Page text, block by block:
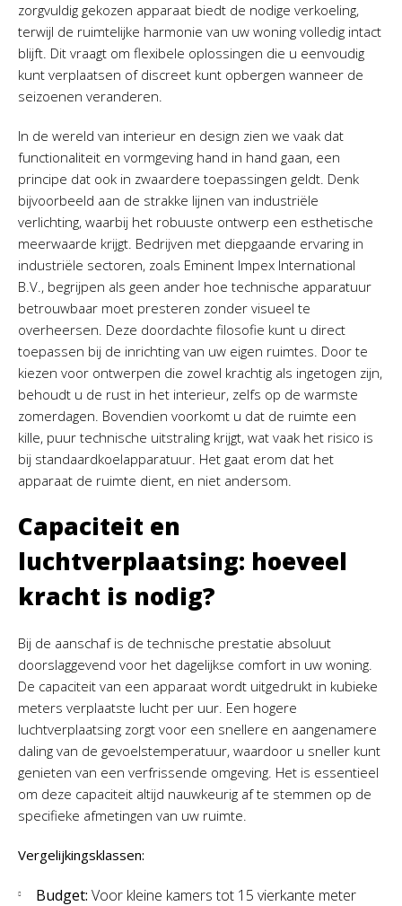
zorgvuldig gekozen apparaat biedt de nodige verkoeling,
terwijl de ruimtelijke harmonie van uw woning volledig intact
blijft. Dit vraagt om flexibele oplossingen die u eenvoudig
kunt verplaatsen of discreet kunt opbergen wanneer de
seizoenen veranderen.
In de wereld van interieur en design zien we vaak dat
functionaliteit en vormgeving hand in hand gaan, een
principe dat ook in zwaardere toepassingen geldt. Denk
bijvoorbeeld aan de strakke lijnen van industriële
verlichting, waarbij het robuuste ontwerp een esthetische
meerwaarde krijgt. Bedrijven met diepgaande ervaring in
industriële sectoren, zoals Eminent Impex International
B.V., begrijpen als geen ander hoe technische apparatuur
betrouwbaar moet presteren zonder visueel te
overheersen. Deze doordachte filosofie kunt u direct
toepassen bij de inrichting van uw eigen ruimtes. Door te
kiezen voor ontwerpen die zowel krachtig als ingetogen zijn,
behoudt u de rust in het interieur, zelfs op de warmste
zomerdagen. Bovendien voorkomt u dat de ruimte een
kille, puur technische uitstraling krijgt, wat vaak het risico is
bij standaardkoelapparatuur. Het gaat erom dat het
apparaat de ruimte dient, en niet andersom.
Capaciteit en
luchtverplaatsing: hoeveel
kracht is nodig?
Bij de aanschaf is de technische prestatie absoluut
doorslaggevend voor het dagelijkse comfort in uw woning.
De capaciteit van een apparaat wordt uitgedrukt in kubieke
meters verplaatste lucht per uur. Een hogere
luchtverplaatsing zorgt voor een snellere en aangenamere
daling van de gevoelstemperatuur, waardoor u sneller kunt
genieten van een verfrissende omgeving. Het is essentieel
om deze capaciteit altijd nauwkeurig af te stemmen op de
specifieke afmetingen van uw ruimte.
Vergelijkingsklassen:
Budget: Voor kleine kamers tot 15 vierkante meter